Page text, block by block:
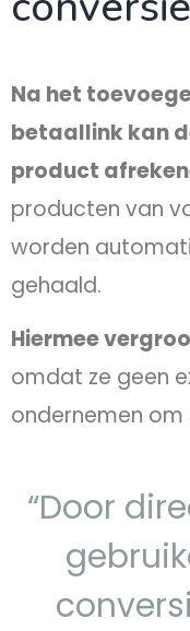
Na het
betaallink kan
product
producten van
worden
gehaald.
Hiermee
omdat ze geen
ondernemen om
“Door